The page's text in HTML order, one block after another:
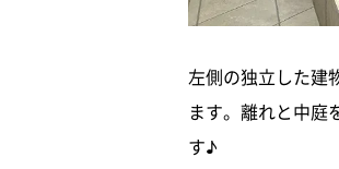
左側の独立した建
ます。離れと中庭
す♪